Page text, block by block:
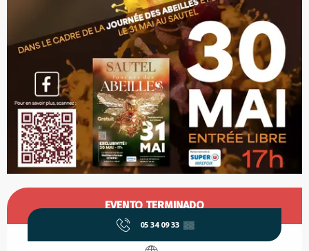
Horarios y datos de contacto
EVENTO TERMINADO
05 34 09 33 ▒▒